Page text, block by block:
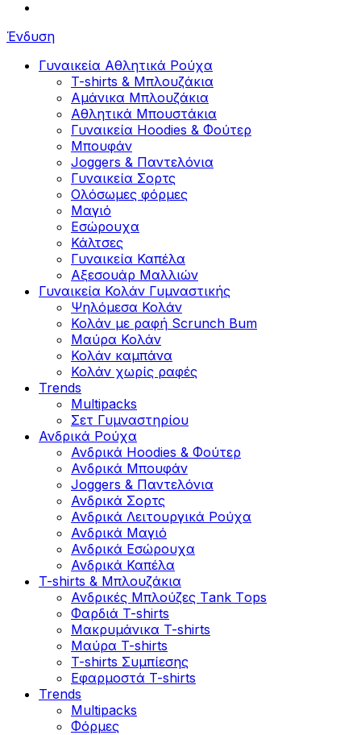
Ένδυση
Γυναικεία Αθλητικά Ρούχα
T-shirts & Μπλουζάκια
Αμάνικα Μπλουζάκια
Aθλητικά Μπουστάκια
Γυναικεία Hoodies & Φούτερ
Μπουφάν
Joggers & Παντελόνια
Γυναικεία Σορτς
Ολόσωμες φόρμες
Μαγιό
Εσώρουχα
Κάλτσες
Γυναικεία Καπέλα
Αξεσουάρ Μαλλιών
Γυναικεία Κολάν Γυμναστικής
Ψηλόμεσα Κολάν
Κολάν με ραφή Scrunch Bum
Μαύρα Κολάν
Κολάν καμπάνα
Κολάν χωρίς ραφές
Trends
Multipacks
Σετ Γυμναστηρίου
Ανδρικά Ρούχα
Ανδρικά Hoodies & Φούτερ
Ανδρικά Μπουφάν
Joggers & Παντελόνια
Ανδρικά Σορτς
Ανδρικά Λειτουργικά Ρούχα
Ανδρικά Μαγιό
Ανδρικά Εσώρουχα
Ανδρικά Καπέλα
T-shirts & Μπλουζάκια
Ανδρικές Mπλούζες Τank Τops
Φαρδιά T-shirts
Μακρυμάνικα T-shirts
Μαύρα T-shirts
T-shirts Συμπίεσης
Εφαρμοστά T-shirts
Trends
Multipacks
Φόρμες